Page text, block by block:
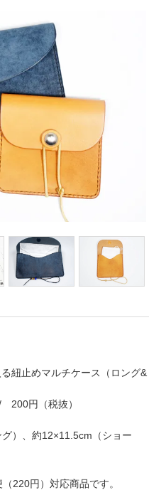
紐止めマルチケース（ロング&
円（税抜）
）、約12×11.5cm（ショー
220円）対応商品です。